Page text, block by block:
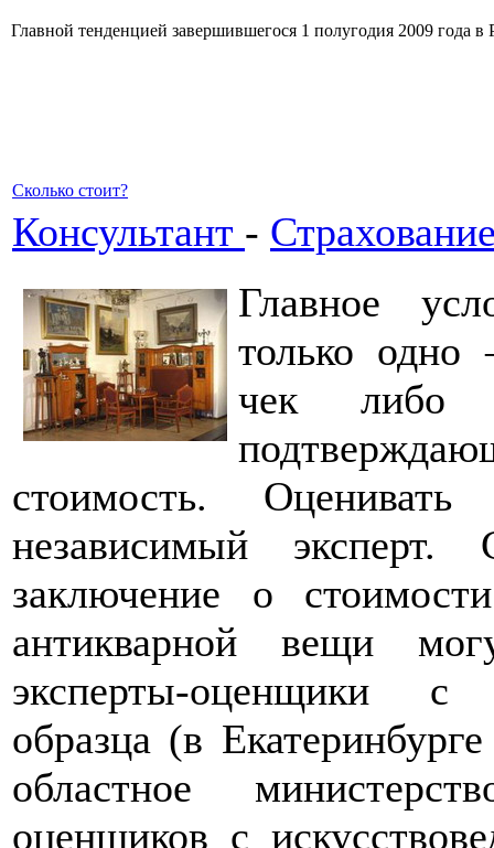
Главной тенденцией завершившегося 1 полугодия 2009 года
Сколько стоит?
Консультант -
Главное
только одно
чек либо
стоимость.
независимый эксперт.
заключение о
антикварной вещи
эксперты-оценщики с
образца (в
областное
оценщиков с